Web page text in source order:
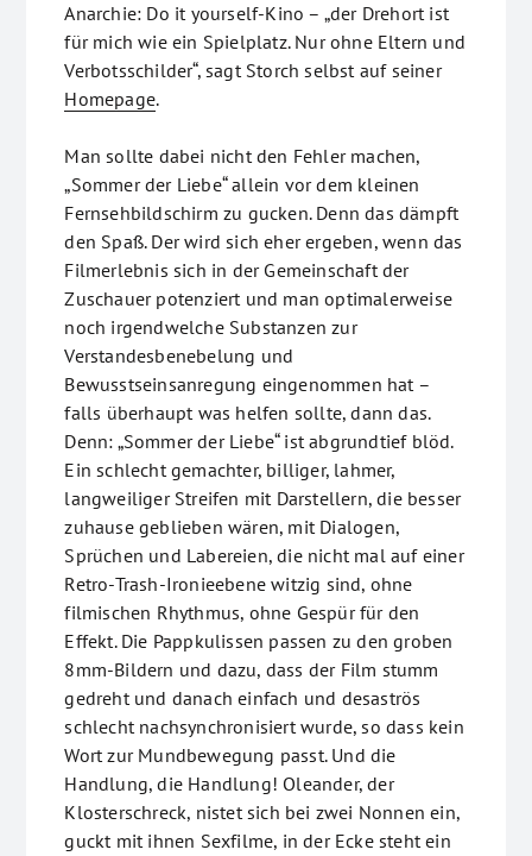
Anarchie: Do it yourself-Kino – „der Drehort ist
für mich wie ein Spielplatz. Nur ohne Eltern und
Verbotsschilder“, sagt Storch selbst auf seiner
Homepage.
Man sollte dabei nicht den Fehler machen,
„Sommer der Liebe“ allein vor dem kleinen
Fernsehbildschirm zu gucken. Denn das dämpft
den Spaß. Der wird sich eher ergeben, wenn das
Filmerlebnis sich in der Gemeinschaft der
Zuschauer potenziert und man optimalerweise
noch irgendwelche Substanzen zur
Verstandesbenebelung und
Bewusstseinsanregung eingenommen hat –
falls überhaupt was helfen sollte, dann das.
Denn: „Sommer der Liebe“ ist abgrundtief blöd.
Ein schlecht gemachter, billiger, lahmer,
langweiliger Streifen mit Darstellern, die besser
zuhause geblieben wären, mit Dialogen,
Sprüchen und Labereien, die nicht mal auf einer
Retro-Trash-Ironieebene witzig sind, ohne
filmischen Rhythmus, ohne Gespür für den
Effekt. Die Pappkulissen passen zu den groben
8mm-Bildern und dazu, dass der Film stumm
gedreht und danach einfach und desaströs
schlecht nachsynchronisiert wurde, so dass kein
Wort zur Mundbewegung passt. Und die
Handlung, die Handlung! Oleander, der
Klosterschreck, nistet sich bei zwei Nonnen ein,
guckt mit ihnen Sexfilme, in der Ecke steht ein